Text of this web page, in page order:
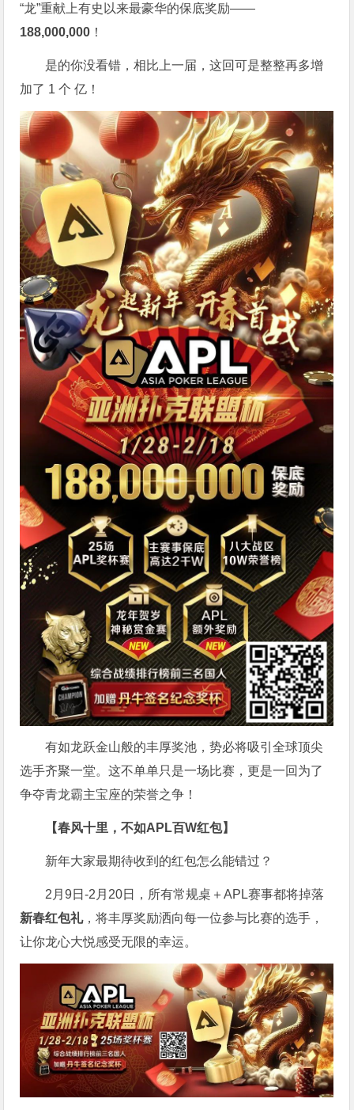
“龙”重献上有史以来最豪华的保底奖励——
188,000,000 ！
是的你没看错，相比上一届，这回可是整整再多增
加了 1 个 亿！
有如龙跃金山般的丰厚奖池，势必将吸引全球顶尖
选手齐聚一堂。这不单单只是一场比赛，更是一回为了
争夺青龙霸主宝座的荣誉之争！
【春风十里，不如APL百W红包】
新年大家最期待收到的红包怎么能错过？
2月9日-2月20日，所有常规桌＋APL赛事都将掉落
新春红包礼，将丰厚奖励洒向每一位参与比赛的选手，
让你龙心大悦感受无限的幸运。